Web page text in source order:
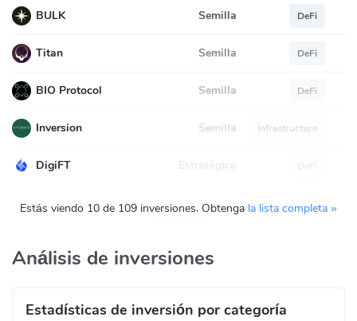
Estás viendo 10 de 109 inversiones. Obtenga la lista completa »
BULK Semilla DeFi
Titan Semilla DeFi
BIO Protocol Semilla DeFi
Inversion Semilla Infrastructure
DigiFT
Carga más
Análisis de inversiones
Estadísticas de inversión por categoría